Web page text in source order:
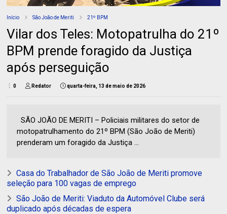
Início São João de Meriti 21º BPM
Vilar dos Teles: Motopatrulha do 21º
BPM prende foragido da Justiça
após perseguição
0 Redator quarta-feira, 13 de maio de 2026
SÃO JOÃO DE MERITI – Policiais militares do setor de
motopatrulhamento do 21º BPM (São João de Meriti)
prenderam um foragido da Justiça ...
Casa do Trabalhador de São João de Meriti promove
seleção para 100 vagas de emprego
São João de Meriti: Viaduto da Automóvel Clube será
duplicado após décadas de espera